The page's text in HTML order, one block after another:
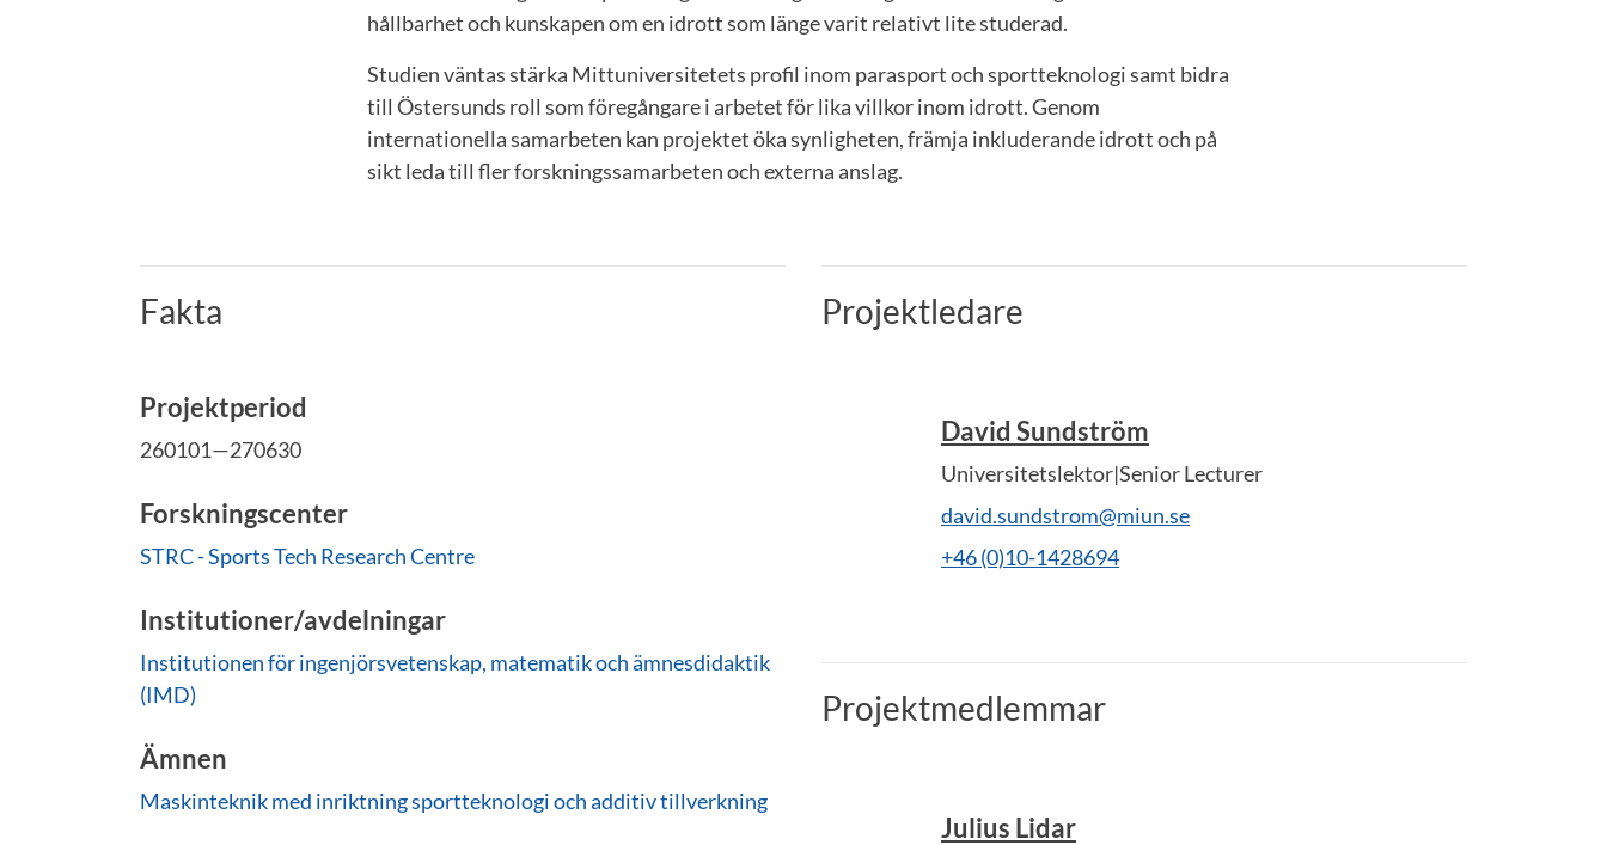
hållbarhet och kunskapen om en idrott som länge varit relativt lite studerad.
Studien väntas stärka Mittuniversitetets profil inom parasport och sportteknologi samt bidra
till Östersunds roll som föregångare i arbetet för lika villkor inom idrott. Genom
internationella samarbeten kan projektet öka synligheten, främja inkluderande idrott och på
sikt leda till fler forskningssamarbeten och externa anslag.
Fakta
Projektperiod
260101—270630
Forskningscenter
STRC - Sports Tech Research Centre
Institutioner/avdelningar
Institutionen för ingenjörsvetenskap, matematik och ämnesdidaktik
(IMD)
Ämnen
Maskinteknik med inriktning sportteknologi och additiv tillverkning
Projektledare
David Sundström
Universitetslektor|Senior Lecturer
david.sundstrom@miun.se
+46 (0)10-1428694
Projektmedlemmar
Julius Lidar